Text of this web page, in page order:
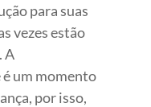
para suas
vezes estão
A
um momento
por isso,